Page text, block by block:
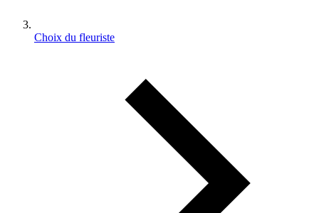
Choix du fleuriste